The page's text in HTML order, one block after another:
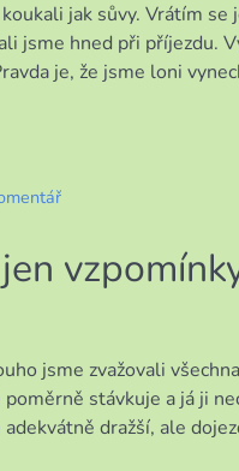
1.
část
jak sůvy. Vrátím
jsme hned při příjezdu.
je, že jsme loni
přijedou
venkované
jsme zvažovali
stávkuje a já ji
dražší, ale